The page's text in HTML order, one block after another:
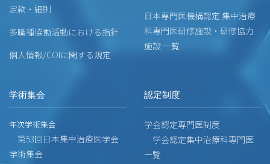
定款・細則
多職種協働活動における指針
個人情報/COIに関する規定
日本専門医機構認定 集中治療
科専門医研修施設・研修協力
施設 一覧
学術集会
年次学術集会
第53回日本集中治療医学会
学術集会
認定制度
学会認定専門医制度
学会認定集中治療科専門医
一覧